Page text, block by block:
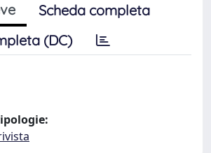
Scheda completa
(DC)